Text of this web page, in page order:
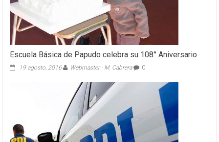
Escuela Básica de Papudo celebra su 108° Aniversario
19 agosto, 2016 Webmaster - M. Cabrera 0